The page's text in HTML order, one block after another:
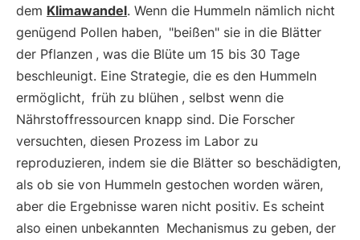
dem Klimawandel. Wenn die Hummeln nämlich nicht
genügend Pollen haben, "beißen" sie in die Blätter
der Pflanzen , was die Blüte um 15 bis 30 Tage
beschleunigt. Eine Strategie, die es den Hummeln
ermöglicht, früh zu blühen , selbst wenn die
Nährstoffressourcen knapp sind. Die Forscher
versuchten, diesen Prozess im Labor zu
reproduzieren, indem sie die Blätter so beschädigten,
als ob sie von Hummeln gestochen worden wären,
aber die Ergebnisse waren nicht positiv. Es scheint
also einen unbekannten Mechanismus zu geben, der